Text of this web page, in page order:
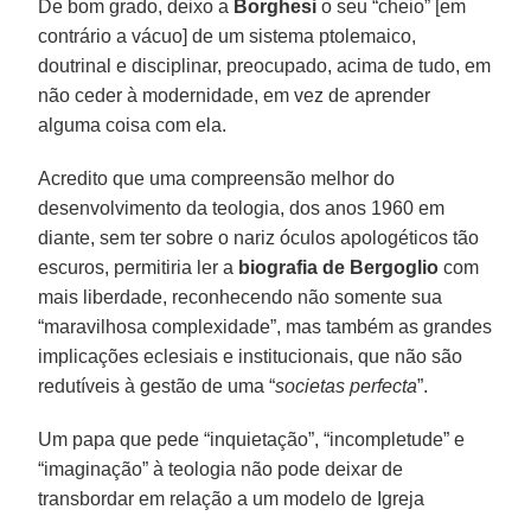
De bom grado, deixo a Borghesi o seu “cheio” [em
contrário a vácuo] de um sistema ptolemaico,
doutrinal e disciplinar, preocupado, acima de tudo, em
não ceder à modernidade, em vez de aprender
alguma coisa com ela.
Acredito que uma compreensão melhor do
desenvolvimento da teologia, dos anos 1960 em
diante, sem ter sobre o nariz óculos apologéticos tão
escuros, permitiria ler a biografia de Bergoglio com
mais liberdade, reconhecendo não somente sua
“maravilhosa complexidade”, mas também as grandes
implicações eclesiais e institucionais, que não são
redutíveis à gestão de uma “societas perfecta”.
Um papa que pede “inquietação”, “incompletude” e
“imaginação” à teologia não pode deixar de
transbordar em relação a um modelo de Igreja